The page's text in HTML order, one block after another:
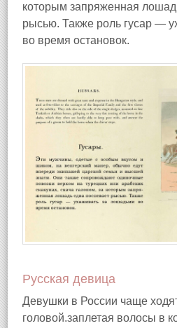
которым запряженная
рысью. Также роль гусар —
во время остановок.
Русская девица
Девушки в России чаще
головой.заплетая волосы в